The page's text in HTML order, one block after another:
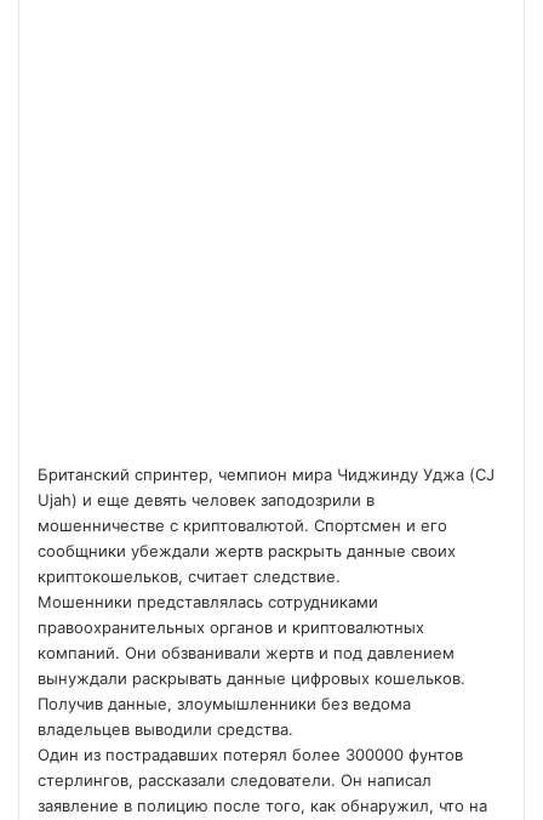
Британский спринтер, чемпион мира Чиджинду Уджа (CJ
Ujah) и еще девять человек заподозрили в
мошенничестве с криптовалютой. Спортсмен и его
сообщники убеждали жертв раскрыть данные своих
криптокошельков, считает следствие.
Мошенники представлялась сотрудниками
правоохранительных органов и криптовалютных
компаний. Они обзванивали жертв и под давлением
вынуждали раскрывать данные цифровых кошельков.
Получив данные, злоумышленники без ведома
владельцев выводили средства.
Один из пострадавших потерял более 300000 фунтов
стерлингов, рассказали следователи. Он написал
заявление в полицию после того, как обнаружил, что на